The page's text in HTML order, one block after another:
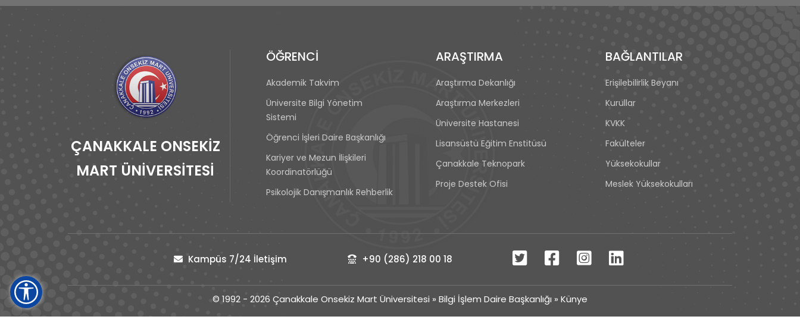
ÇANAKKALE ONSEKİZ
MART ÜNİVERSİTESİ
ÖĞRENCİ
Akademik Takvim
Üniversite Bilgi Yönetim
Sistemi
Öğrenci İşleri Daire Başkanlığı
Kariyer ve Mezun İlişkileri
Koordinatörlüğü
Psikolojik Danışmanlık Rehberlik
ARAŞTIRMA
Araştırma Dekanlığı
Araştırma Merkezleri
Üniversite Hastanesi
Lisansüstü Eğitim Enstitüsü
Çanakkale Teknopark
Proje Destek Ofisi
BAĞLANTILAR
Erişilebilirlik Beyanı
Kurullar
KVKK
Fakülteler
Yüksekokullar
Meslek Yüksekokulları
Kampüs 7/24 İletişim +90 (286) 218 00 18
© 1992 - 2026 Çanakkale Onsekiz Mart Üniversitesi » Bilgi İşlem Daire Başkanlığı » Künye